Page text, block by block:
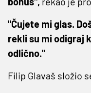
"Čujete mi glas.
rekli su mi odigraj
odlično."
Filip Glavaš složio